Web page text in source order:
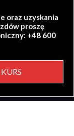
oraz uzyskania
proszę
+48 600